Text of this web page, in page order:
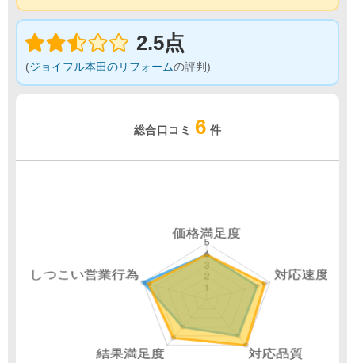
2.5点
(ジョイフル本田のリフォームの評判)
総合口コミ 6 件